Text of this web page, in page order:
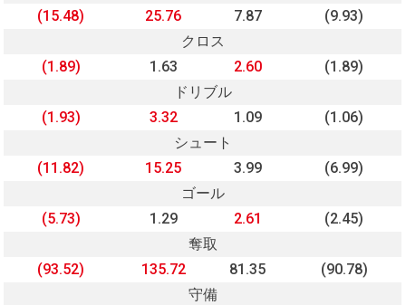
(15.48)
25.76 7.87
(9.93)
クロス
(1.89)
1.63 2.60
(1.89)
ドリブル
(1.93)
3.32 1.09
(1.06)
シュート
(11.82)
15.25 3.99
(6.99)
ゴール
(5.73)
1.29 2.61
(2.45)
奪取
(93.52)
135.72 81.35
(90.78)
守備